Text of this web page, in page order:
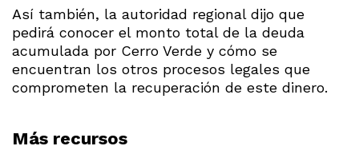
Así también, la autoridad regional dijo que
pedirá conocer el monto total de la deuda
acumulada por Cerro Verde y cómo se
encuentran los otros procesos legales que
comprometen la recuperación de este dinero.
Más recursos